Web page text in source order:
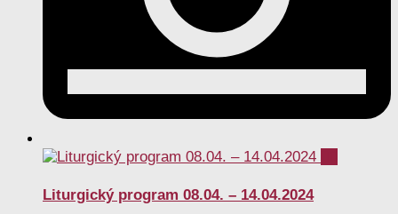
Liturgický program 08.04. – 14.04.2024